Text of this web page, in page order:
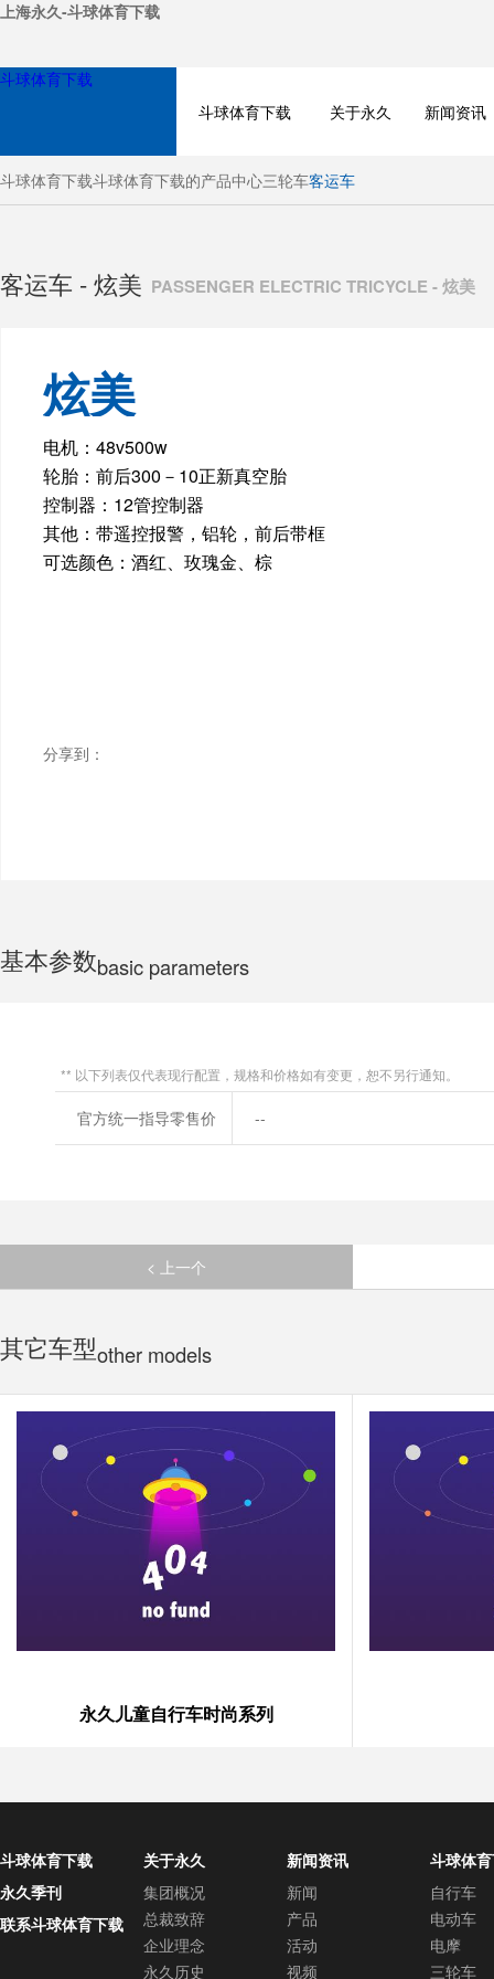
上海永久-斗球体育下载
斗球体育下载
斗球体育下载
关于永久 新闻资讯
斗球体育下载斗球体育下载的产品中心三轮车客运车
BICYCLE
ELECTRIC BIKE
ELECTRIC MOTORCYCLE
客运车 - 炫美 PASSENGER ELECTRIC TRICYCLE - 炫美
炫美
电机：48v500w
轮胎：前后300－10正新真空胎
控制器：12管控制器
其他：带遥控报警，铝轮，前后带框
可选颜色：酒红、玫瑰金、棕
分享到：
基本参数basic parameters
** 以下列表仅代表现行配置，规格和价格如有变更，恕不另行通知。
官方统一指导零售价 --
< 上一个
其它车型other models
永久儿童自行车时尚系列
斗球体育下载
永久季刊
联系斗球体育下载
关于永久
集团概况
总裁致辞
企业理念
永久历史
新闻资讯
新闻
产品
活动
视频
斗球体
中心
自行车
电动车
电摩
三轮车